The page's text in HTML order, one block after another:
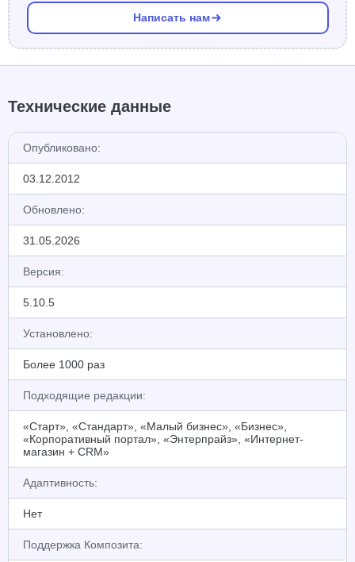
Написать нам
Технические данные
Опубликовано:
03.12.2012
Обновлено:
31.05.2026
Версия:
5.10.5
Установлено:
Более 1000 раз
Подходящие редакции:
«Старт», «Стандарт», «Малый бизнес», «Бизнес»,
«Корпоративный портал», «Энтерпрайз», «Интернет-
магазин + CRM»
Адаптивность:
Нет
Поддержка Композита: